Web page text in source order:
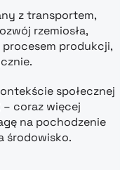
z transportem,
rzemiosła,
produkcji,
społecznej
– coraz więcej
na pochodzenie
środowisko.